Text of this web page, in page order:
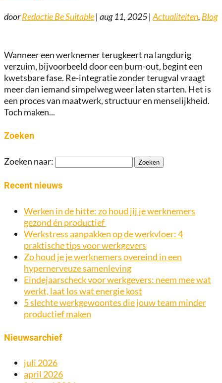
doorRedactie Be Suitable| aug 11, 2025| Actualiteiten, Blog
Wanneer een werknemer terugkeert na langdurig
verzuim, bijvoorbeeld door een burn-out, begint een
kwetsbare fase. Re-integratie zonder terugval vraagt
meer dan iemand simpelweg weer laten starten. Het is
een proces van maatwerk, structuur en menselijkheid.
Toch maken...
Zoeken
Zoeken naar:
Recent nieuws
Werken in de hitte: zo houd jij je werknemers
gezond én productief
Werkstress aanpakken op de werkvloer: 4
praktische tips voor werkgevers
Zo houd je je werknemers overeind in een
hypernerveuze samenleving
Eindejaarscheck voor werkgevers: neem mee wat
werkt, laat los wat energie kost
5 slechte werkgewoontes die jouw team minder
productief maken
Nieuwsarchief
juli 2026
april 2026